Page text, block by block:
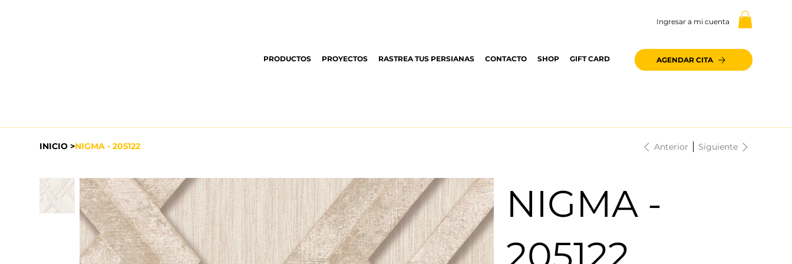
Ingresar a mi cuenta
PRODUCTOS PROYECTOS RASTREA TUS PERSIANAS CONTACTO SHOP GIFT CARD AGENDAR CITA
INICIO >NIGMA - 205122 Anterior Siguiente
NIGMA -